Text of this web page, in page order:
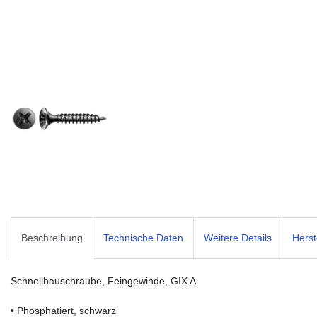
Beschreibung Technische Daten Weitere Details
Schnellbauschraube, Feingewinde, GIX A
• Phosphatiert, schwarz